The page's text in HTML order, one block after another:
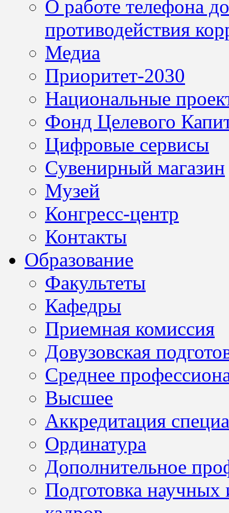
О работе телефона
противодействия
Медиа
Приоритет-2030
Национальные
Фонд Целевого
Цифровые сервисы
Сувенирный магазин
Музей
Конгресс-центр
Контакты
Образование
Факультеты
Кафедры
Приемная комиссия
Довузовская
Среднее
Высшее
Аккредитация
Ординатура
Дополнительное
Подготовка научных